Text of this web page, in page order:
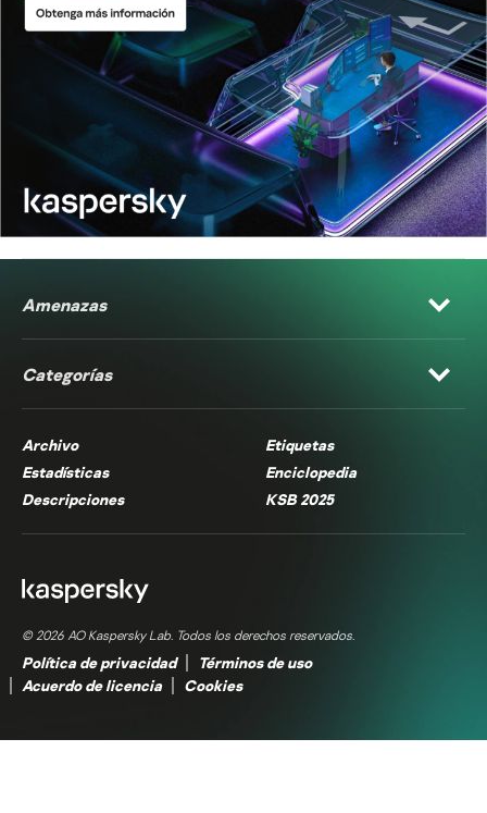
Amenazas
Categorías
Archivo
Etiquetas
Estadísticas
Enciclopedia
Descripciones
KSB 2025
© 2026 AO Kaspersky Lab. Todos los derechos reservados.
Política de privacidad
Términos de uso
Acuerdo de licencia
Cookies